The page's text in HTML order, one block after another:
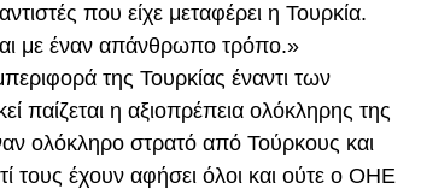
που είχε μεταφέρει η Τουρκία.
με έναν απάνθρωπο τρόπο.»
της Τουρκίας έναντι των
παίζεται η αξιοπρέπεια ολόκληρης της
ολόκληρο στρατό από Τούρκους και
τους έχουν αφήσει όλοι και ούτε ο ΟΗΕ